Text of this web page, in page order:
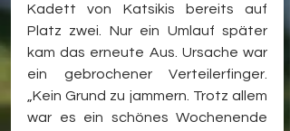
Kadett von Katsikis bereits auf
Platz zwei. Nur ein Umlauf später
kam das erneute Aus. Ursache war
ein gebrochener Verteilerfinger.
„Kein Grund zu jammern. Trotz allem
war es ein schönes Wochenende